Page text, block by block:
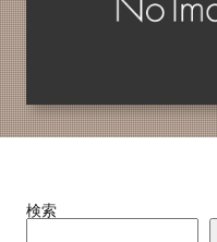
検索